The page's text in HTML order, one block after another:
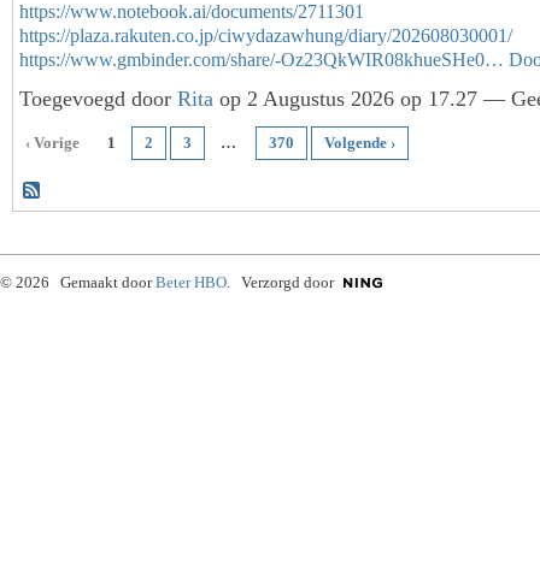
https://www.notebook.ai/documents/2711301
https://plaza.rakuten.co.jp/ciwydazawhung/diary/202608030001/
https://www.gmbinder.com/share/-Oz23QkWIR08khueSHe0…
Toegevoegd door Rita op 2 Augustus 2026 op 17.27 —
‹ Vorige 1 2 3 … 370 Volgende ›
© 2026 Gemaakt doorBeter HBO. Verzorgd door